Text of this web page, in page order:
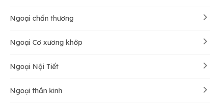
Ngoại chấn thương
Ngoại Cơ xương khớp
Ngoại Nội Tiết
Ngoại thần kinh